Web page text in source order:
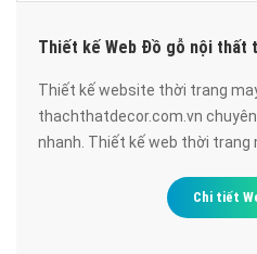
Thiết kế Web Đồ gỗ nội thất
Thiết kế website thời trang
thachthatdecor.com.vn
nhanh. Thiết kế web thời trang
cao, uy tín, chất lượng. Chi tiết